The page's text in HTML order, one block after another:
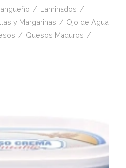
/ Laminados /
y Margarinas / Ojo de Agua
/ Quesos Maduros /